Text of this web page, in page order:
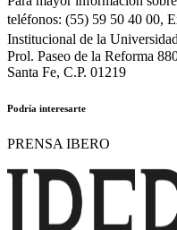
teléfonos: (55) 59 50 40 00,
Institucional de la
Prol. Paseo de la Reforma
Santa Fe, C.P. 01219
Podría interesarte
PRENSA IBERO